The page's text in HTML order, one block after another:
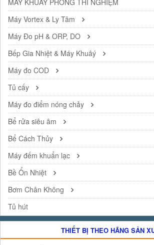
Máy Vortex & Ly Tâm
Máy Đo pH & ORP, DO
Bếp Gia Nhiệt & Máy Khuâý
Máy đo COD
Tủ cấy
Máy đo điểm nóng chảy
Bể rửa siêu âm
Bể Cách Thủy
Máy đếm khuẩn lạc
Bề Ổn Nhiệt
Bơm Chân Không
Tủ hút
THIẾT BỊ THEO HÃNG SẢN